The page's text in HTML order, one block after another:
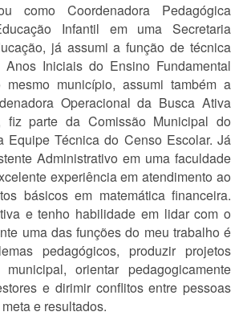
como Coordenadora Pedagógica
Infantil em uma Secretaria
já assumi a função de técnica
Anos Iniciais do Ensino Fundamental
município, assumi também a
Operacional da Busca Ativa
fiz parte da Comissão Municipal do
Equipe Técnica do Censo Escolar. Já
Administrativo em uma faculdade
experiência em atendimento ao
básicos em matemática financeira.
e tenho habilidade em lidar com o
uma das funções do meu trabalho é
pedagógicos, produzir projetos
orientar pedagogicamente
e dirimir conflitos entre pessoas
e resultados.